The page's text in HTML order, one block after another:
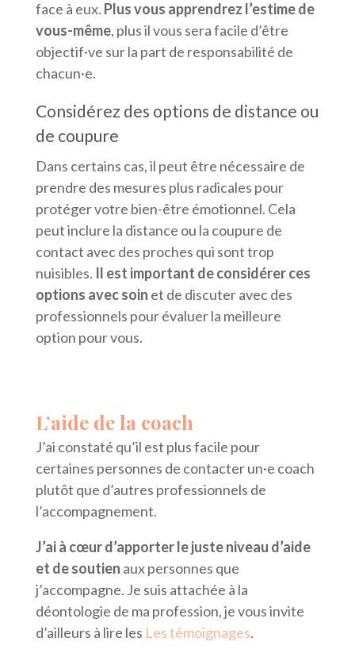
face à eux. Plus vous apprendrez l’estime de
vous-même, plus il vous sera facile d’être
objectif·ve sur la part de responsabilité de
chacun·e.
Considérez des options de distance ou
de coupure
Dans certains cas, il peut être nécessaire de
prendre des mesures plus radicales pour
protéger votre bien-être émotionnel. Cela
peut inclure la distance ou la coupure de
contact avec des proches qui sont trop
nuisibles. Il est important de considérer ces
options avec soin et de discuter avec des
professionnels pour évaluer la meilleure
option pour vous.
L’aide de la coach
J’ai constaté qu’il est plus facile pour
certaines personnes de contacter un·e coach
plutôt que d’autres professionnels de
l’accompagnement.
J’ai à cœur d’apporter le juste niveau d’aide
et de soutien aux personnes que
j’accompagne. Je suis attachée à la
déontologie de ma profession, je vous invite
d’ailleurs à lire les Les témoignages.